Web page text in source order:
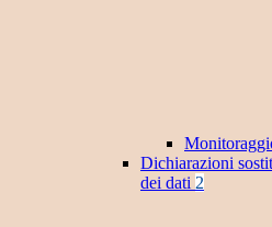
Dichiarazioni
dei dati 2